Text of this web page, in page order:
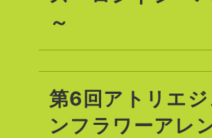
～
第6回アトリエ
ンフラワーアレ